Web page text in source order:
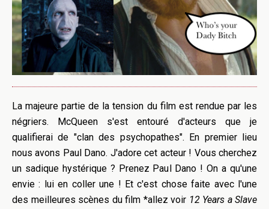
La majeure partie de la tension du film est rendue par les
négriers. McQueen s'est entouré d'acteurs que je
qualifierai de "clan des psychopathes". En premier lieu
nous avons Paul Dano. J'adore cet acteur ! Vous cherchez
un sadique hystérique ? Prenez Paul Dano ! On a qu'une
envie : lui en coller une ! Et c'est chose faite avec l'une
des meilleures scènes du film *allez voir 12 Years a Slave